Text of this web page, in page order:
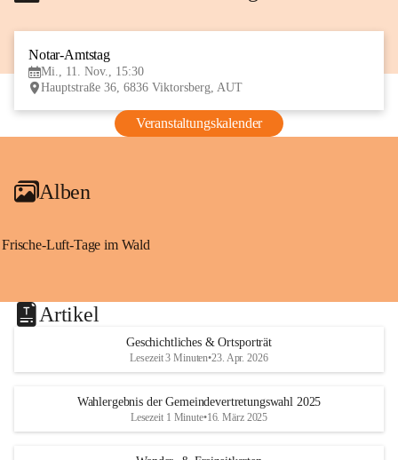
Notar-Amtstag
Mi., 11. Nov., 15:30
Hauptstraße 36, 6836 Viktorsberg, AUT
Veranstaltungskalender
Alben
Frische-Luft-Tage im Wald
Artikel
Geschichtliches & Ortsporträt
Lesezeit 3 Minuten•23. Apr. 2026
Wahlergebnis der Gemeindevertretungswahl 2025
Lesezeit 1 Minute•16. März 2025